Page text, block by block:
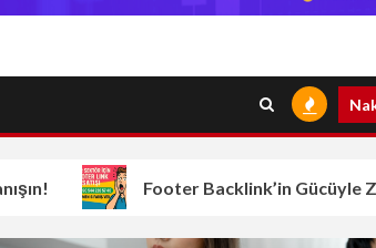
Footer Backlink’in Gücüyle